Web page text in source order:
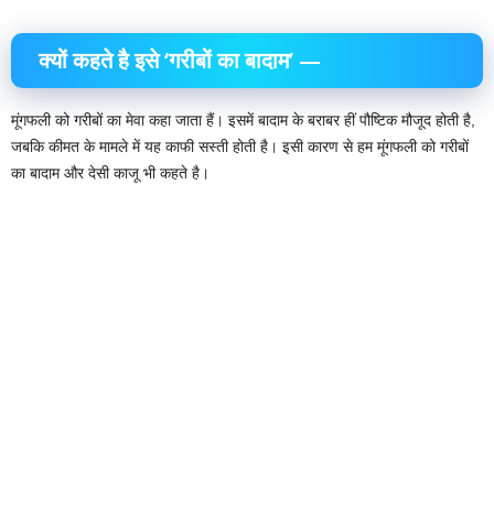
क्यों कहते है इसे ‘गरीबों का बादाम’ —
मूंगफली को गरीबों का मेवा कहा जाता हैं। इसमें बादाम के बराबर हीं पौष्टिक मौजूद होती है,
जबकि कीमत के मामले में यह काफी सस्ती होती है। इसी कारण से हम मूंगफली को गरीबों
का बादाम और देसी काजू भी कहते है।